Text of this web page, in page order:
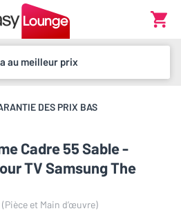
au meilleur prix
DES PRIX BAS
Cadre 55 Sable -
TV Samsung The
et Main d’œuvre)